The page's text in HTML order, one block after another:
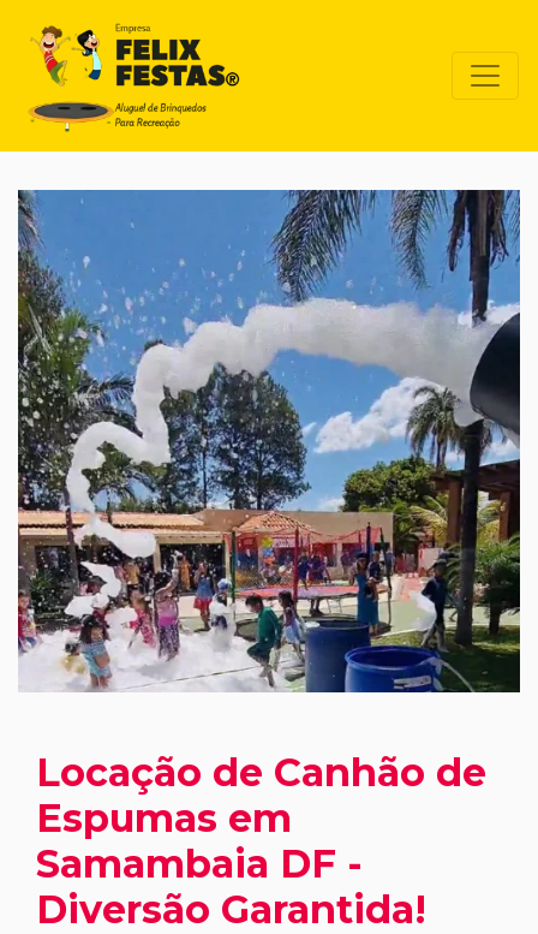
Locação de Canhão de
Espumas em
Samambaia DF -
Diversão Garantida!